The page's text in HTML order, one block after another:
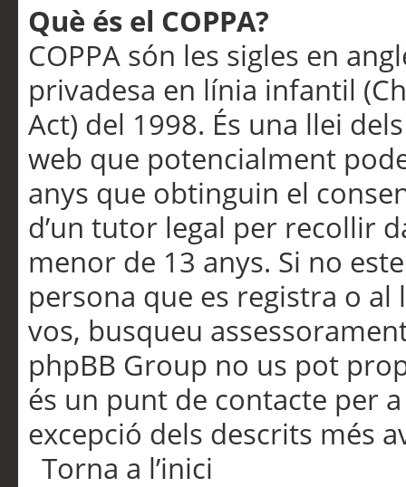
Què és el COPPA?
COPPA són les sigles en
privadesa en línia infantil
Act) del 1998. És una llei
web que potencialment
anys que obtinguin el
d’un tutor legal per recollir
menor de 13 anys. Si no
persona que es registra o
vos, busqueu
phpBB Group no us pot
és un punt de contacte per
excepció dels descrits més
Torna a l’inici